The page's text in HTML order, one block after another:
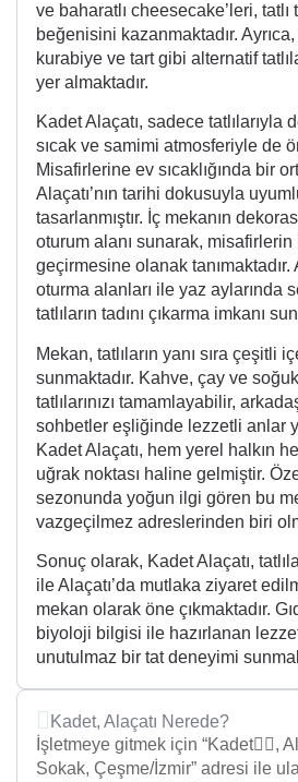
ve baharatlı cheesecake’leri, tatlı
beğenisini kazanmaktadır.
kurabiye ve tart gibi alternatif
yer almaktadır.
Kadet Alaçatı, sadece tatlılarıyla
sıcak ve samimi atmosferiyle de
Misafirlerine ev sıcaklığında bir
Alaçatı’nın tarihi dokusuyla
tasarlanmıştır. İç mekanın
oturum alanı sunarak,
geçirmesine olanak tanımaktadır.
oturma alanları ile yaz aylarında
tatlıların tadını çıkarma imkanı
Mekan, tatlıların yanı sıra çeşitli
sunmaktadır. Kahve, çay ve
tatlılarınızı tamamlayabilir,
sohbetler eşliğinde lezzetli anlar
Kadet Alaçatı, hem yerel halkın
uğrak noktası haline gelmiştir.
sezonunda yoğun ilgi gören bu
vazgeçilmez adreslerinden biri
Sonuç olarak, Kadet Alaçatı,
ile Alaçatı’da mutlaka ziyaret
mekan olarak öne çıkmaktadır.
biyoloji bilgisi ile hazırlanan
unutulmaz bir tat deneyimi
Kadet, Alaçatı Nerede?
İşletmeye gitmek için “Kadet👯‍♀️,
Sokak, Çeşme/İzmir” adresi ile